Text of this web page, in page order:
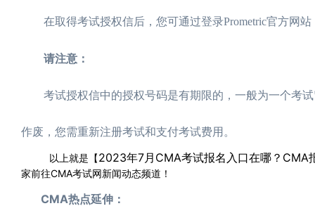
在取得考试授权信后，您可通过登录Prometric官方网站
请注意：
考试授权信中的授权号码是有期限的，一般为一个考试
作废，您需重新注册考试和支付考试费用。
以上就是【2023年7月CMA考试报名入口在哪？CMA
家前往CMA考试网新闻动态频道！
CMA热点延伸：